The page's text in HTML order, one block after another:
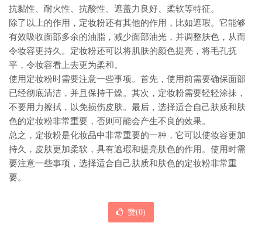
抗黏性、耐火性、抗酸性、遮盖力良好、柔软等特征。
除了以上的作用，定妆粉还有其他的作用，比如遮瑕。它能够
有效吸收面部多余的油脂，减少面部油光，并调整肤色，从而
令妆容更持久。定妆粉还可以将肌肤的颜色提亮，将毛孔抚
平，令妆容看上去更为柔和。
使用定妆粉时需要注意一些事项。首先，使用前需要确保面部
已经彻底清洁，并且保持干燥。其次，定妆粉需要轻轻涂抹，
不要用力擦拭，以免损伤皮肤。最后，选择适合自己肤质和肤
色的定妆粉非常重要，否则可能会产生不良的效果。
总之，定妆粉是化妆品中非常重要的一种，它可以使妆容更加
持久，皮肤更加柔软，具有遮瑕和提亮肤色的作用。使用时需
要注意一些事项，选择适合自己肤质和肤色的定妆粉非常重
要。
赞(0)